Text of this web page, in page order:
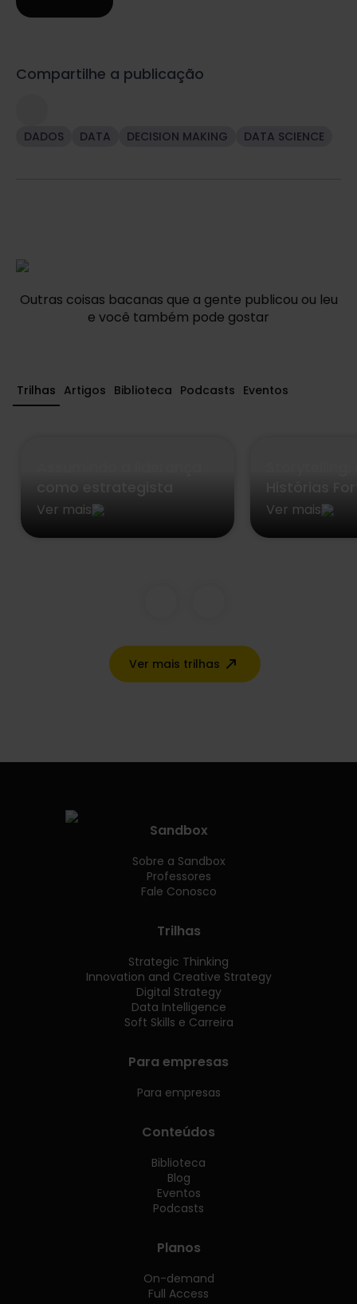
Compartilhe a publicação
DADOS DATA DECISION MAKING DATA SCIENCE
Outras coisas bacanas que a gente publicou ou leu
e você também pode gostar
Trilhas Artigos Biblioteca Podcasts Eventos
Ver mais Ver mais
Ver mais trilhas
Sandbox
Sobre a Sandbox
Professores
Fale Conosco
Trilhas
Strategic Thinking
Innovation and Creative Strategy
Digital Strategy
Data Intelligence
Soft Skills e Carreira
Para empresas
Para empresas
Conteúdos
Biblioteca
Blog
Eventos
Podcasts
Planos
On-demand
Full Access